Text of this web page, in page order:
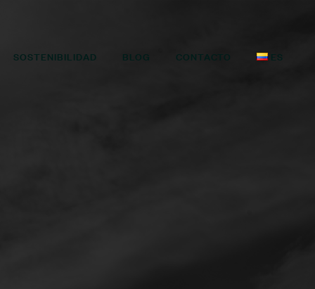
SOSTENIBILIDAD BLOG CONTACTO ES